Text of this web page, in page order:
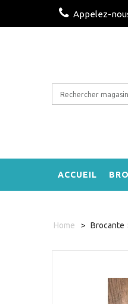
Appelez-
ACCUEIL
Home > Brocante